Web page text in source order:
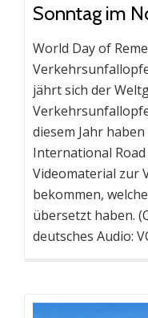
Sonntag im
World Day of
jährt sich der
diesem Jahr
International Road
Videomaterial zur
bekommen,
übersetzt haben.
deutsches Audio: